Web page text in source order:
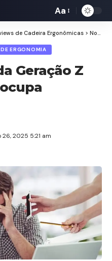
de
Aa
de Cadeira Ergonômicas > Notícias Recursos Essenciais de Ergonomia
ERGONOMIA
Geração Z
2025 5:21 am